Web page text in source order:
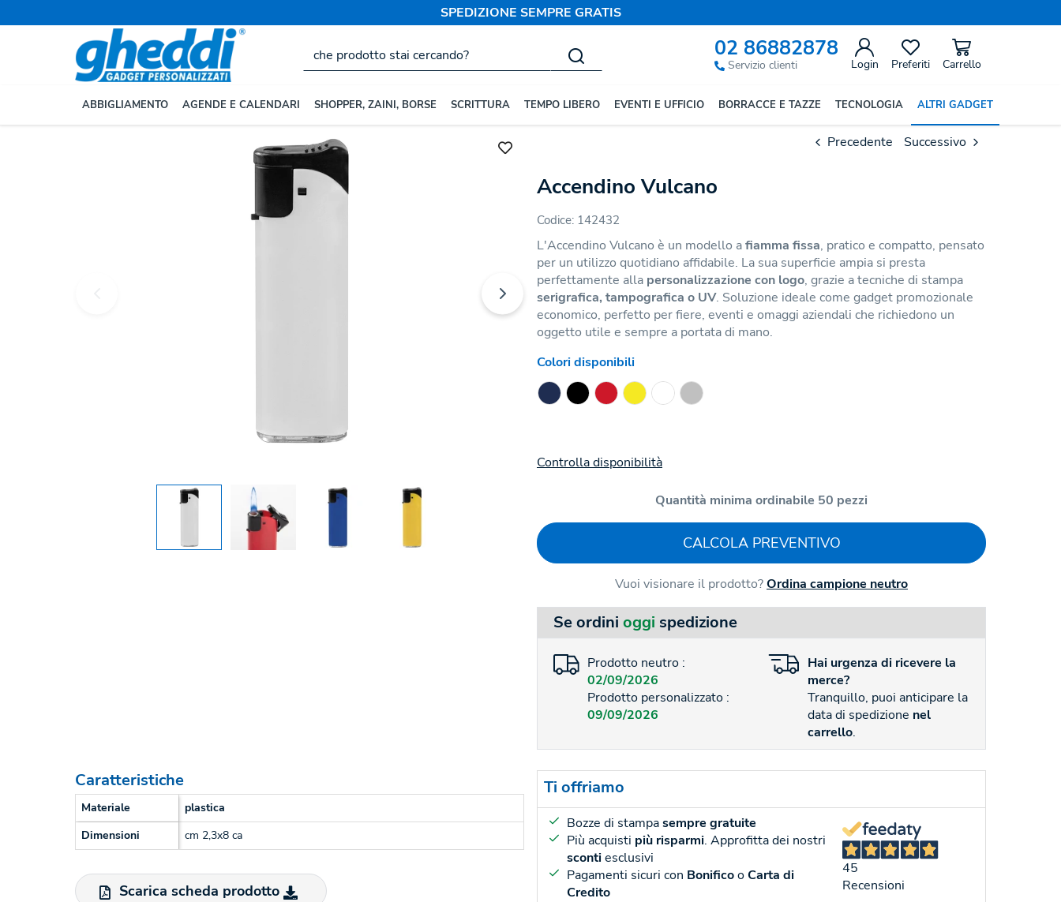
SPEDIZIONE SEMPRE GRATIS
02 86882878
Servizio clienti Login Preferiti Carrello
ABBIGLIAMENTO AGENDE E CALENDARI SHOPPER, ZAINI, BORSE SCRITTURA TEMPO LIBERO EVENTI E UFFICIO BORRACCE E TAZZE TECNOLOGIA ALTRI GADGET
Articoli Personalizzati per la Cucina Accendini e Accendigas Precedente Successivo
Accendino Vulcano
Codice: 142432
L'Accendino Vulcano è un modello afiamma fissa, pratico e compatto, pensato
per un utilizzo quotidiano affidabile. La sua superficie ampia si presta
perfettamente alla personalizzazione con logo, grazie a tecniche di stampa
serigrafica, tampografica o UV. Soluzione ideale come gadget promozionale
economico, perfetto per fiere, eventi e omaggi aziendali che richiedono un
oggetto utile e sempre a portata di mano.
Colori disponibili
Controlla disponibilità
Quantità minima ordinabile 50 pezzi
CALCOLA PREVENTIVO
Vuoi visionare il prodotto?Ordina campione neutro
Se ordini oggi spedizione
Prodotto neutro :
02/09/2026
Prodotto personalizzato :
09/09/2026
Hai urgenza di ricevere la
merce?
Tranquillo, puoi anticipare la
data di spedizione nel
carrello.
Caratteristiche
Materiale
plastica
Dimensioni
cm 2,3x8 ca
Scarica scheda prodotto
Ti offriamo
Bozze di stampasempre gratuite
Più acquisti più risparmi. Approfitta dei nostri
scontiesclusivi
Pagamenti sicuri con BonificooCarta di
Credito
45
Recensioni